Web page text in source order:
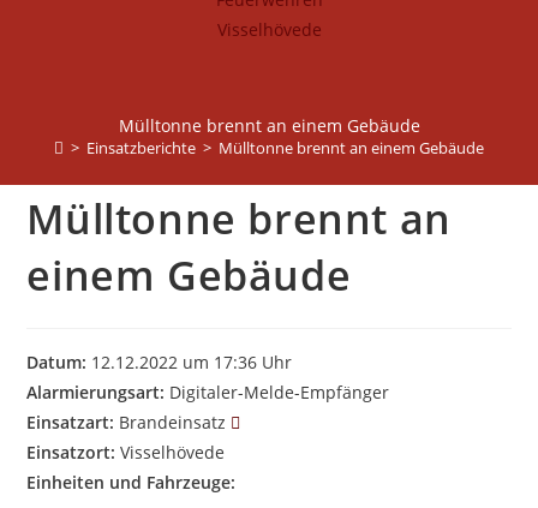
Mülltonne brennt an einem Gebäude
> Einsatzberichte > Mülltonne brennt an einem Gebäude
Mülltonne brennt an
einem Gebäude
Datum: 12.12.2022 um 17:36 Uhr
Alarmierungsart: Digitaler-Melde-Empfänger
Einsatzart: Brandeinsatz
Einsatzort: Visselhövede
Einheiten und Fahrzeuge: